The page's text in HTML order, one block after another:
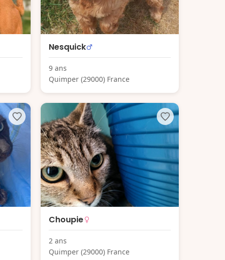
Nesquick
9 ans
Quimper (29000) France
Choupie
2 ans
Quimper (29000) France